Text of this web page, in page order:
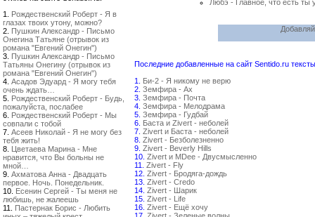
1. Рождественский Роберт - Я в
глазах твоих утону, можно?
2. Пушкин Александр - Письмо
Онегина Татьяне (отрывок из
романа "Евгений Онегин")
3. Пушкин Александр - Письмо
Татьяны Онегину (отрывок из
романа "Евгений Онегин")
4. Асадов Эдуард - Я могу тебя
очень ждать…
5. Рождественский Роберт - Будь,
пожалуйста, послабее
6. Рождественский Роберт - Мы
совпали с тобой
7. Асеев Николай - Я не могу без
тебя жить!
8. Цветаева Марина - Мне
нравится, что Вы больны не
мной…
9. Ахматова Анна - Двадцать
первое. Ночь. Понедельник.
10. Есенин Сергей - Ты меня не
любишь, не жалеешь
11. Пастернак Борис - Любить
Любэ - Главное, что есть ты
Последние добавленные на сайт Sentido.ru
1. Би-2 - Я никому не верю
2. Земфира - Ах
3. Земфира - Почта
4. Земфира - Мелодрама
5. Земфира - Гудбай
6. Баста и Zivert - неболей
7. Zivert и Баста - неболей
8. Zivert - Безболезненно
9. Zivert - Beverly Hills
10. Zivert и MDee - Двусмысленно
11. Zivert - Fly
12. Zivert - Бродяга-дождь
13. Zivert - Credo
14. Zivert - Шарик
15. Zivert - Life
16. Zivert - Ещё хочу